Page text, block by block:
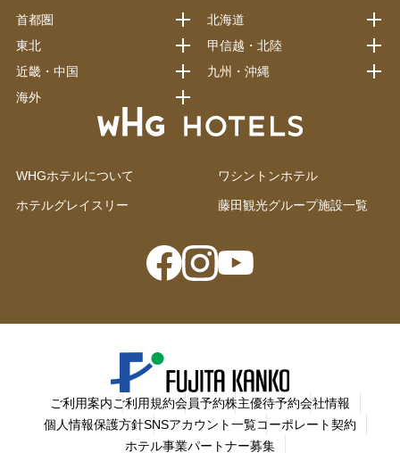
WHGホテルについて ワシントンホテル
ホテルグレイスリー 藤田観光グループ施設一覧
首都圏
北海道
東北
甲信越・北陸
近畿・中国
九州・沖縄
海外
ご利用案内ご利用規約会員予約株主優待予約会社情報
個人情報保護方針SNSアカウント一覧コーポレート契約
ホテル事業パートナー募集